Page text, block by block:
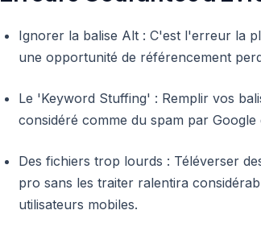
Ignorer la balise Alt : C'est l'erreur la
une opportunité de référencement
Le 'Keyword Stuffing' : Remplir vos
considéré comme du spam par
Des fichiers trop lourds : Téléverser
pro sans les traiter ralentira
utilisateurs mobiles.